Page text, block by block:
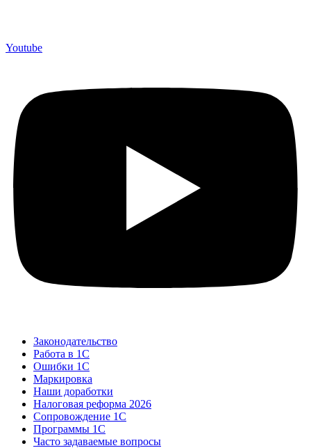
Youtube
Законодательство
Работа в 1С
Ошибки 1С
Маркировка
Наши доработки
Налоговая реформа 2026
Сопровождение 1С
Программы 1С
Часто задаваемые вопросы